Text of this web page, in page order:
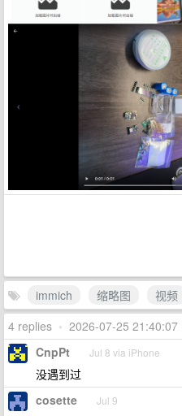
immich 缩略图
视频
4 replies • 2026-07-25 21:40:07
CnpPt Jul 8 via iPhone
没遇到过
cosette Jul 9